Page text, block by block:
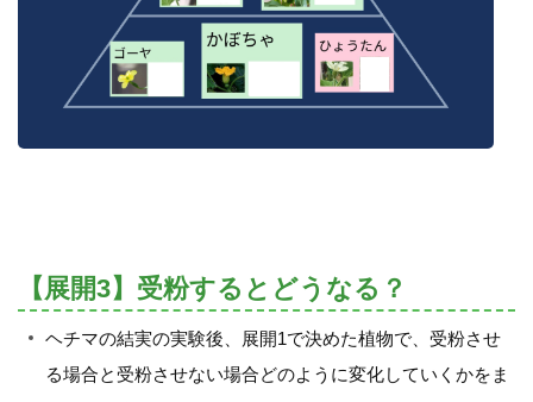
【展開3】受粉するとどうなる？
ヘチマの結実の実験後、展開1で決めた植物で、受粉させ
る場合と受粉させない場合どのように変化していくかをま